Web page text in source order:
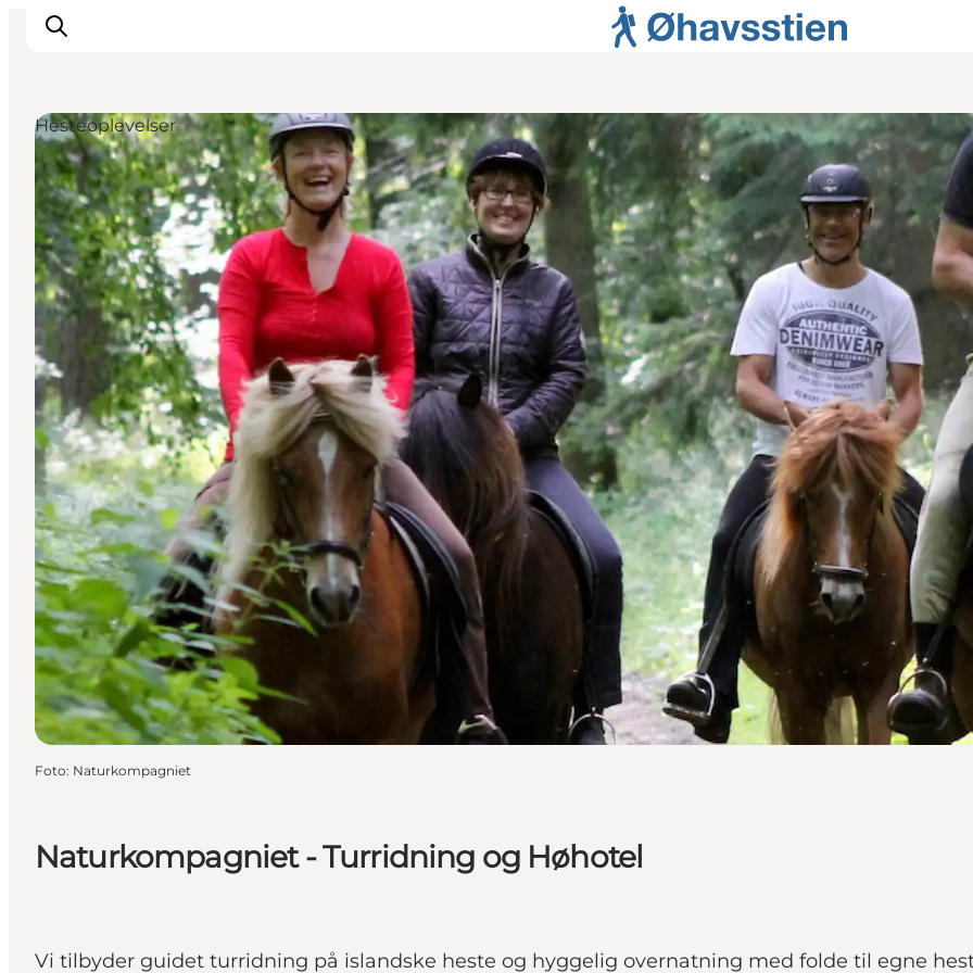
Inspiration
Vandreruter
Planlægning
Naturkompagniet - Turridning og Høhotel
Vi tilbyder guidet turridning på islandske heste og hyggelig overnatning med folde til egne
Hesteoplevelser
Foto: Naturkompagniet